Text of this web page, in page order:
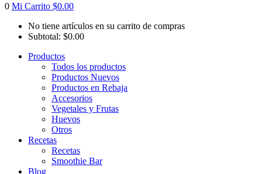
0 Mi Carrito $0.00
No tiene artículos en su carrito de compras
Subtotal: $0.00
Productos
Todos los productos
Productos Nuevos
Productos en Rebaja
Accesorios
Vegetales y Frutas
Huevos
Otros
Recetas
Recetas
Smoothie Bar
Blog